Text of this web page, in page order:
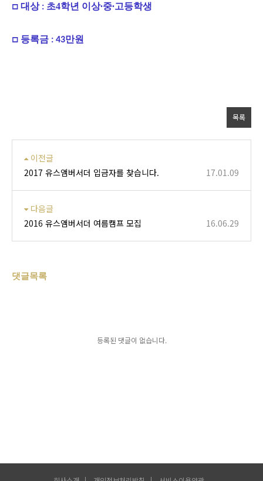
□ 대상 : 초4학년 이상∙중∙고등학생
□ 등록금 : 43만원
목록
이전글
2017 유스앰버서더 입금자를 찾습니다.
17.01.09
다음글
2016 유스앰버서더 여름캠프 모집
16.06.29
댓글목록
등록된 댓글이 없습니다.